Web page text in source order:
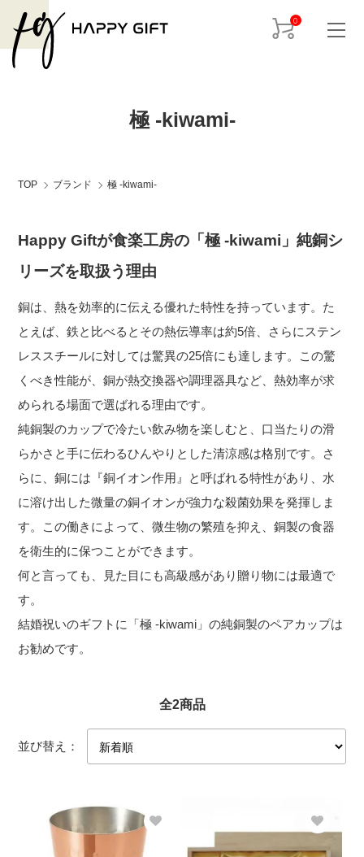
0
極 -kiwami-
TOP ブランド 極 -kiwami-
Happy Giftが食楽工房の「極 -kiwami」純銅シ
リーズを取扱う理由
銅は、熱を効率的に伝える優れた特性を持っています。た
とえば、鉄と比べるとその熱伝導率は約5倍、さらにステン
レススチールに対しては驚異の25倍にも達します。この驚
くべき性能が、銅が熱交換器や調理器具など、熱効率が求
められる場面で選ばれる理由です。
純銅製のカップで冷たい飲み物を楽しむと、口当たりの滑
らかさと手に伝わるひんやりとした清涼感は格別です。さ
らに、銅には『銅イオン作用』と呼ばれる特性があり、水
に溶け出した微量の銅イオンが強力な殺菌効果を発揮しま
す。この働きによって、微生物の繁殖を抑え、銅製の食器
を衛生的に保つことができます。
何と言っても、見た目にも高級感があり贈り物には最適で
す。
結婚祝いのギフトに「極 -kiwami」の純銅製のペアカップは
お勧めです。
全2商品
並び替え：